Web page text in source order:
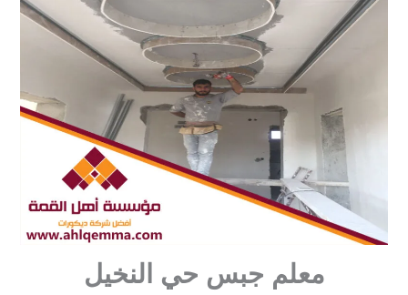
معلم جبس حي النخيل